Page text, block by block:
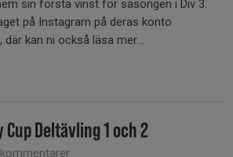
sin första vinst för säsongen i Div 3.
på Instagram på deras konto
kan ni också läsa mer...
Deltävling 1 och 2